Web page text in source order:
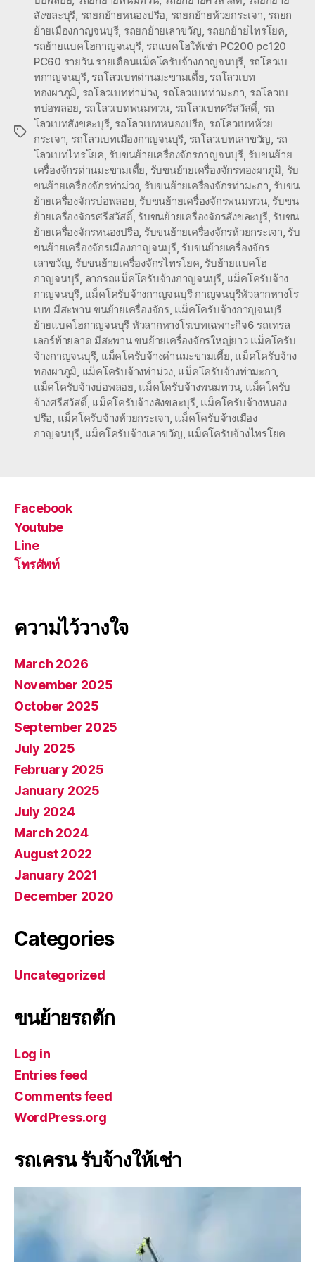
Tags
สังขละบุรี, รถยกย้ายหนองปรือ, รถยกย้ายห้วยกระเจา, รถยก
ย้ายเมืองกาญจนบุรี, รถยกย้ายเลาขวัญ, รถยกย้ายไทรโยค,
รถย้ายแบคโฮกาญจนบุรี, รถแบคโฮให้เช่า PC200 pc120
PC60 รายวัน รายเดือนแม็คโครับจ้างกาญจนบุรี, รถโลวเบ
ทกาญจนบุรี, รถโลวเบทด่านมะขามเตี้ย, รถโลวเบท
ทองผาภูมิ, รถโลวเบทท่าม่วง, รถโลวเบทท่ามะกา, รถโลวเบ
ทบ่อพลอย, รถโลวเบทพนมทวน, รถโลวเบทศรีสวัสดิ์, รถ
โลวเบทสังขละบุรี, รถโลวเบทหนองปรือ, รถโลวเบทห้วย
กระเจา, รถโลวเบทเมืองกาญจนบุรี, รถโลวเบทเลาขวัญ, รถ
โลวเบทไทรโยค, รับขนย้ายเครื่องจักรกาญจนบุรี, รับขนย้าย
เครื่องจักรด่านมะขามเตี้ย, รับขนย้ายเครื่องจักรทองผาภูมิ, รับ
ขนย้ายเครื่องจักรท่าม่วง, รับขนย้ายเครื่องจักรท่ามะกา, รับขน
ย้ายเครื่องจักรบ่อพลอย, รับขนย้ายเครื่องจักรพนมทวน, รับขน
ย้ายเครื่องจักรศรีสวัสดิ์, รับขนย้ายเครื่องจักรสังขละบุรี, รับขน
ย้ายเครื่องจักรหนองปรือ, รับขนย้ายเครื่องจักรห้วยกระเจา, รับ
ขนย้ายเครื่องจักรเมืองกาญจนบุรี, รับขนย้ายเครื่องจักร
เลาขวัญ, รับขนย้ายเครื่องจักรไทรโยค, รับย้ายแบคโฮ
กาญจนบุรี, ลากรถแม็คโครับจ้างกาญจนบุรี, แม็คโครับจ้าง
กาญจนบุรี, แม็คโครับจ้างกาญจนบุรี กาญจนบุรีหัวลากหางโร
เบท มีสะพาน ขนย้ายเครื่องจักร, แม็คโครับจ้างกาญจนบุรี
ย้ายแบคโฮกาญจนบุรี หัวลากหางโรเบทเฉพาะกิจ6 รถเทรล
เลอร์ท้ายลาด มีสะพาน ขนย้ายเครื่องจักรใหญ่ยาว แม็คโครับ
จ้างกาญจนบุรี, แม็คโครับจ้างด่านมะขามเตี้ย, แม็คโครับจ้าง
ทองผาภูมิ, แม็คโครับจ้างท่าม่วง, แม็คโครับจ้างท่ามะกา,
แม็คโครับจ้างบ่อพลอย, แม็คโครับจ้างพนมทวน, แม็คโครับ
จ้างศรีสวัสดิ์, แม็คโครับจ้างสังขละบุรี, แม็คโครับจ้างหนอง
ปรือ, แม็คโครับจ้างห้วยกระเจา, แม็คโครับจ้างเมือง
กาญจนบุรี, แม็คโครับจ้างเลาขวัญ, แม็คโครับจ้างไทรโยค
Facebook
Youtube
Line
โทรศัพท์
ความไว้วางใจ
March 2026
November 2025
October 2025
September 2025
July 2025
February 2025
January 2025
July 2024
March 2024
August 2022
January 2021
December 2020
Categories
Uncategorized
ขนย้ายรถตัก
Log in
Entries feed
Comments feed
WordPress.org
รถเครน รับจ้างให้เช่า